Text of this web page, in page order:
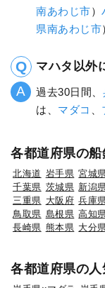
南あわじ市）
県南あわじ市
マハタ以外
過去30日間、
は、 マダコ
各都道府県の
北海道 岩手県 宮城
千葉県 茨城県 新潟
三重県 大阪府 兵庫
鳥取県 島根県 高知
長崎県 熊本県 大分
各都道府県の